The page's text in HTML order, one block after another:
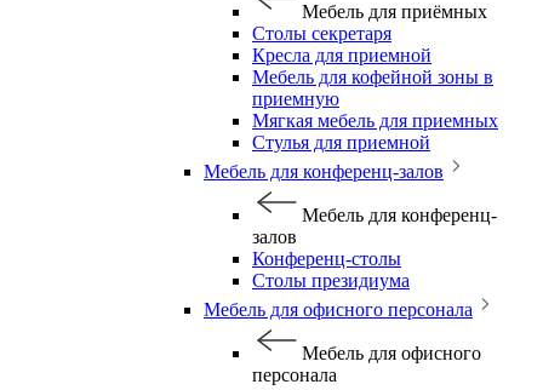
Мебель для приёмных
Столы секретаря
Кресла для приемной
Мебель для кофейной зоны в
приемную
Мягкая мебель для приемных
Стулья для приемной
Мебель для конференц-залов
Мебель для конференц-
залов
Конференц-столы
Столы президиума
Мебель для офисного персонала
Мебель для офисного
персонала